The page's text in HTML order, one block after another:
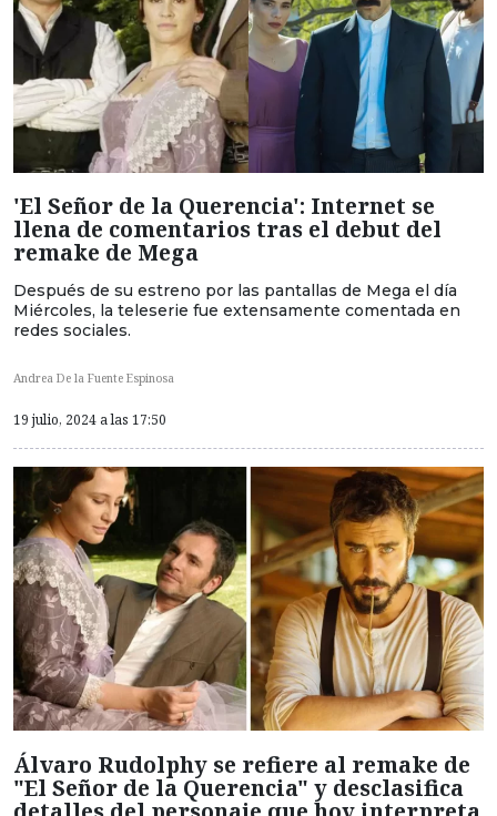
'El Señor de la Querencia': Internet se
llena de comentarios tras el debut del
remake de Mega
Después de su estreno por las pantallas de Mega el día
Miércoles, la teleserie fue extensamente comentada en
redes sociales.
Andrea De la Fuente Espinosa
19 julio, 2024 a las 17:50
Álvaro Rudolphy se refiere al remake de
"El Señor de la Querencia" y desclasifica